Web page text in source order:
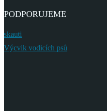
PODPORUJEME
skauti
Výcvik vodicích psů